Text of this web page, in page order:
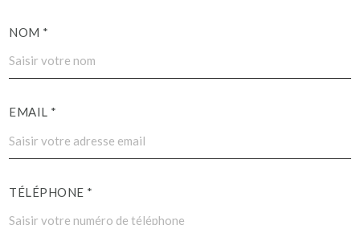
NOM *
EMAIL *
TÉLÉPHONE *